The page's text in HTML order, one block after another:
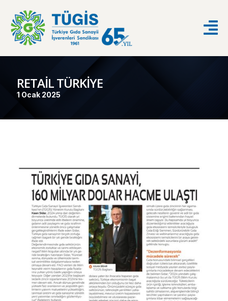
RETAİL TÜRKİYE
1 Ocak 2025